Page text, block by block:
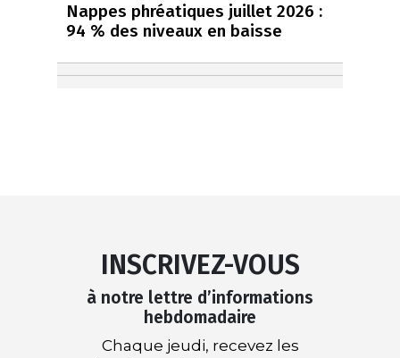
Nappes phréatiques juillet 2026 :
94 % des niveaux en baisse
INSCRIVEZ-VOUS
à notre lettre d’informations
hebdomadaire
Chaque jeudi, recevez les